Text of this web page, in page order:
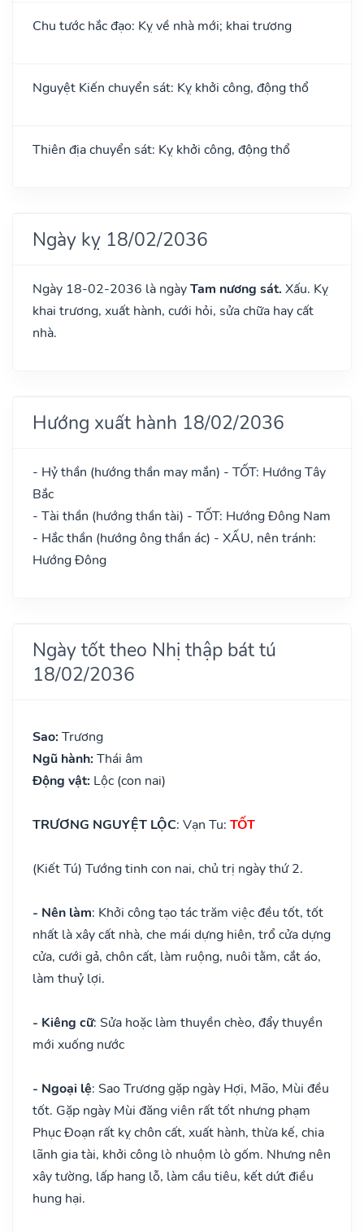
Chu tước hắc đạo: Kỵ về nhà mới; khai trương
Nguyệt Kiến chuyển sát: Kỵ khởi công, động thổ
Thiên địa chuyển sát: Kỵ khởi công, động thổ
Ngày kỵ 18/02/2036
Ngày 18-02-2036 là ngàyTam nương sát. Xấu. Kỵ
khai trương, xuất hành, cưới hỏi, sửa chữa hay cất
nhà.
Hướng xuất hành 18/02/2036
- Hỷ thần (hướng thần may mắn) - TỐT: Hướng Tây
Bắc
- Tài thần (hướng thần tài) - TỐT: Hướng Đông Nam
- Hắc thần (hướng ông thần ác) - XẤU, nên tránh:
Hướng Đông
Ngày tốt theo Nhị thập bát tú
18/02/2036
Sao: Trương
Ngũ hành: Thái âm
Động vật: Lộc (con nai)
TRƯƠNG NGUYỆT LỘC: Vạn Tu: TỐT
(Kiết Tú) Tướng tinh con nai, chủ trị ngày thứ 2.
- Nên làm: Khởi công tạo tác trăm việc đều tốt, tốt
nhất là xây cất nhà, che mái dựng hiên, trổ cửa dựng
cửa, cưới gả, chôn cất, làm ruộng, nuôi tằm, cắt áo,
làm thuỷ lợi.
- Kiêng cữ: Sửa hoặc làm thuyền chèo, đẩy thuyền
mới xuống nước
- Ngoại lệ: Sao Trương gặp ngày Hợi, Mão, Mùi đều
tốt. Gặp ngày Mùi đăng viên rất tốt nhưng phạm
Phục Đoạn rất kỵ chôn cất, xuất hành, thừa kế, chia
lãnh gia tài, khởi công lò nhuộm lò gốm. Nhưng nên
xây tường, lấp hang lỗ, làm cầu tiêu, kết dứt điều
hung hại.